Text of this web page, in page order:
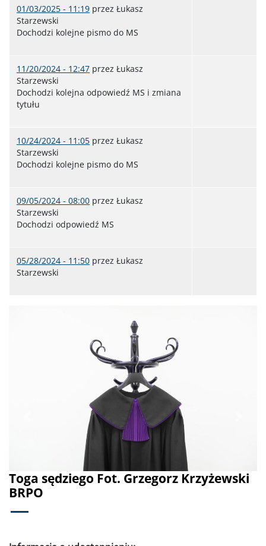
01/03/2025 - 11:19 przez Łukasz
Starzewski
Dochodzi kolejne pismo do MS
11/20/2024 - 12:47 przez Łukasz
Starzewski
Dochodzi kolejna odpowiedź MS i zmiana
tytułu
10/24/2024 - 11:05 przez Łukasz
Starzewski
Dochodzi kolejne pismo do MS
09/05/2024 - 08:00 przez Łukasz
Starzewski
Dochodzi odpowiedź MS
05/28/2024 - 11:50 przez Łukasz
Starzewski
Toga sędziego Fot. Grzegorz Krzyżewski
BRPO